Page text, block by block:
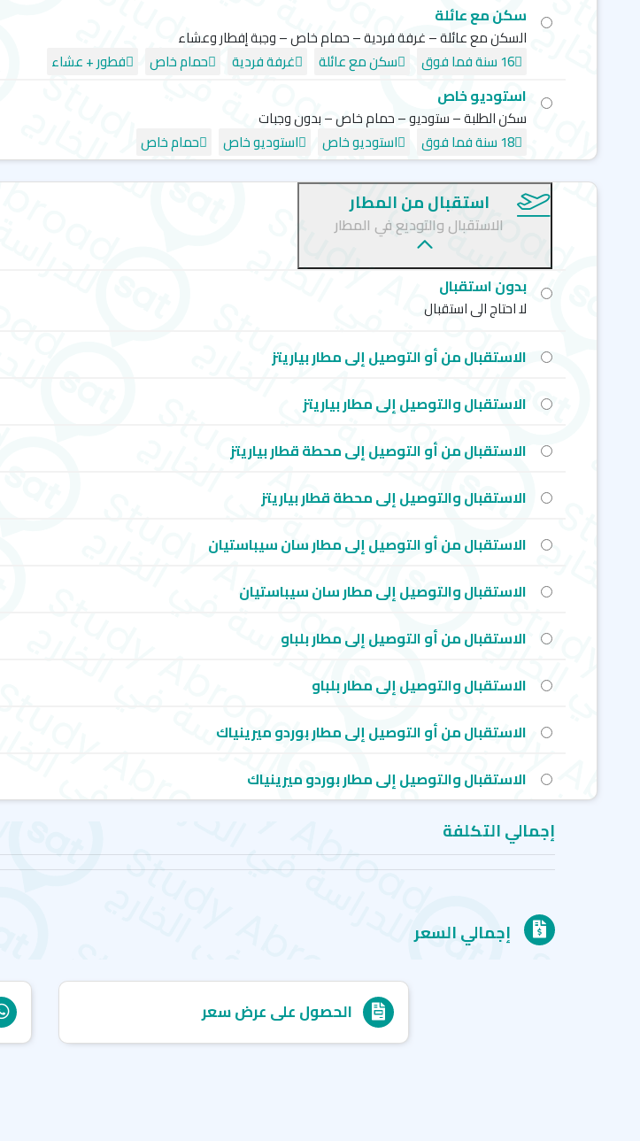
سكن مع عائلة
السكن مع عائلة – غرفة فردية – حمام خاص – وجبة إفطار وعشاء
16 سنة فما فوق
سكن مع عائلة غرفة فردية حمام خاص فطور + عشاء
استوديو خاص
سكن الطلبة – ستوديو – حمام خاص – بدون وجبات
18 سنة فما فوق
استوديو خاص استوديو خاص حمام خاص
استقبال من المطار
الاستقبال والتوديع في المطار
بدون استقبال
لا احتاج الى استقبال
الاستقبال من أو التوصيل إلى مطار بياريتز
الاستقبال والتوصيل إلى مطار بياريتز
الاستقبال من أو التوصيل إلى محطة قطار بياريتز
الاستقبال والتوصيل إلى محطة قطار بياريتز
الاستقبال من أو التوصيل إلى مطار سان سيباستيان
الاستقبال والتوصيل إلى مطار سان سيباستيان
الاستقبال من أو التوصيل إلى مطار بلباو
الاستقبال والتوصيل إلى مطار بلباو
الاستقبال من أو التوصيل إلى مطار بوردو ميرينياك
الاستقبال والتوصيل إلى مطار بوردو ميرينياك
إجمالي التكلفة
إجمالي السعر
الحصول على عرض سعر